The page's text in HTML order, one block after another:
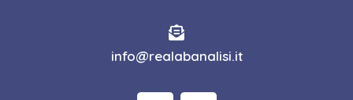
info@realabanalisi.it